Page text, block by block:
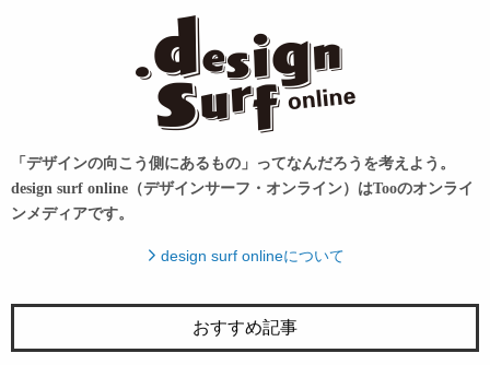
「デザインの向こう側にあるもの」ってなんだろうを考えよう。
design surf online（デザインサーフ・オンライン）はTooのオンライ
ンメディアです。
design surf onlineについて
おすすめ記事